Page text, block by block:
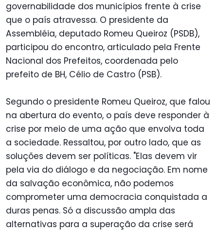
governabilidade dos municípios frente à crise
que o país atravessa. O presidente da
Assembléia, deputado Romeu Queiroz (PSDB),
participou do encontro, articulado pela Frente
Nacional dos Prefeitos, coordenada pelo
prefeito de BH, Célio de Castro (PSB).
Segundo o presidente Romeu Queiroz, que falou
na abertura do evento, o país deve responder à
crise por meio de uma ação que envolva toda
a sociedade. Ressaltou, por outro lado, que as
soluções devem ser políticas. "Elas devem vir
pela via do diálogo e da negociação. Em nome
da salvação econômica, não podemos
comprometer uma democracia conquistada a
duras penas. Só a discussão ampla das
alternativas para a superação da crise será